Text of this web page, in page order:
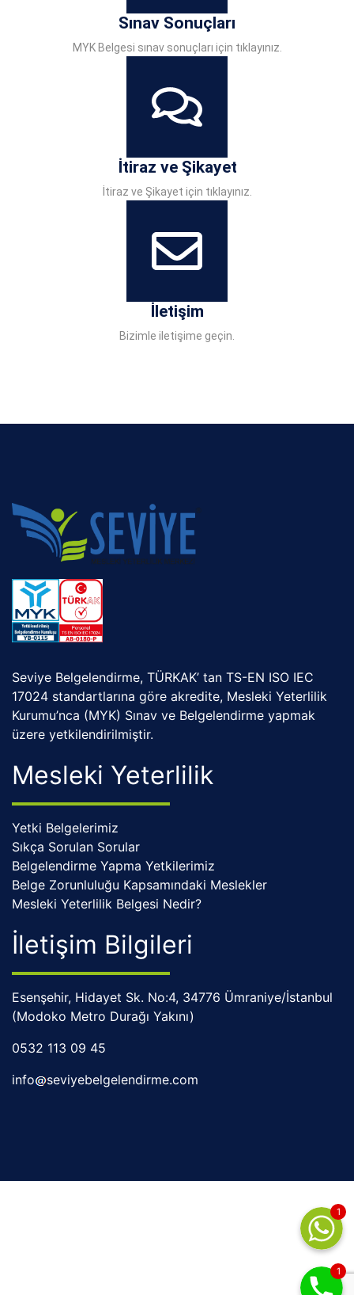
Sınav Sonuçları
MYK Belgesi sınav sonuçları için tıklayınız.
İtiraz ve Şikayet
İtiraz ve Şikayet için tıklayınız.
İletişim
Bizimle iletişime geçin.
Seviye Belgelendirme, TÜRKAK’ tan TS-EN ISO IEC
17024 standartlarına göre akredite, Mesleki Yeterlilik
Kurumu’nca (MYK) Sınav ve Belgelendirme yapmak
üzere yetkilendirilmiştir.
Mesleki Yeterlilik
Yetki Belgelerimiz
Sıkça Sorulan Sorular
Belgelendirme Yapma Yetkilerimiz
Belge Zorunluluğu Kapsamındaki Meslekler
Mesleki Yeterlilik Belgesi Nedir?
İletişim Bilgileri
Esenşehir, Hidayet Sk. No:4, 34776 Ümraniye/İstanbul
(Modoko Metro Durağı Yakını)​
0532 113 09 45
info
seviyebelgelendirme.com
1
1